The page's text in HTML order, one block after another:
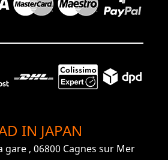
IN JAPAN
gare , 06800 Cagnes sur Mer